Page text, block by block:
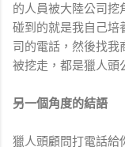
的人員被大陸公司挖
碰到的就是我自己培
司的電話，然後找我
被挖走，都是獵人頭
另一個角度的結語
獵人頭顧問打電話給